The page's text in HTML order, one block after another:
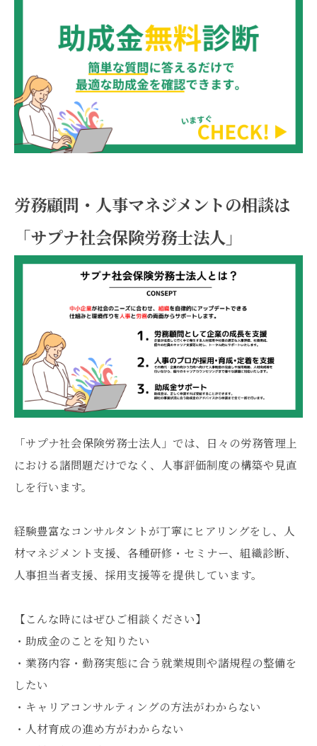
労務顧問・人事マネジメントの相談は
「サプナ社会保険労務士法人」
「サプナ社会保険労務士法人」では、日々の労務管理上
における諸問題だけでなく、人事評価制度の構築や見直
しを行います。
経験豊富なコンサルタントが丁寧にヒアリングをし、人
材マネジメント支援、各種研修・セミナー、組織診断、
人事担当者支援、採用支援等を提供しています。
【こんな時にはぜひご相談ください】
・助成金のことを知りたい
・業務内容・勤務実態に合う就業規則や諸規程の整備を
したい
・キャリアコンサルティングの方法がわからない
・人材育成の進め方がわからない